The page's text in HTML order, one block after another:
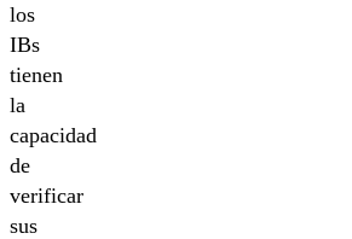
los
IBs
tienen
la
capacidad
de
verificar
sus